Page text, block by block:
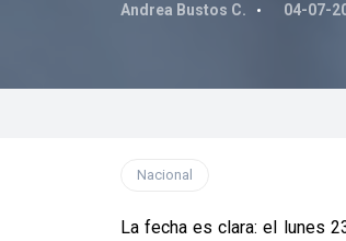
Andrea Bustos C. 04-07-
Nacional
La fecha es clara: el lunes